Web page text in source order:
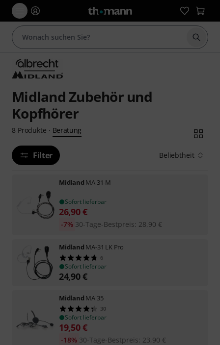
Suche
Midland Zubehör und
Kopfhörer
8 Produkte · Beratung
Filter Beliebtheit
Midland MA 31-M
Sofort lieferbar
26,90€
30-Tage-Bestpreis: 28,90 €
-7%
Midland MA-31 LK Pro
6
Sofort lieferbar
24,90€
Midland MA 35
30
Sofort lieferbar
19,50€
30-Tage-Bestpreis: 23,90 €
-18%